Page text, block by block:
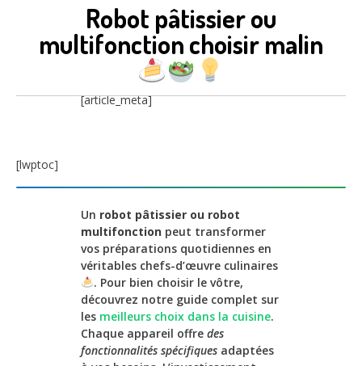
Robot pâtissier ou
multifonction choisir malin
[article_meta]
[lwptoc]
Un robot pâtissier ou robot
multifonction peut transformer
vos préparations quotidiennes en
véritables chefs-d’œuvre culinaires
. Pour bien choisir le vôtre,
découvrez notre guide complet sur
les meilleurs choix dans la cuisine.
Chaque appareil offre des
fonctionnalités spécifiques adaptées